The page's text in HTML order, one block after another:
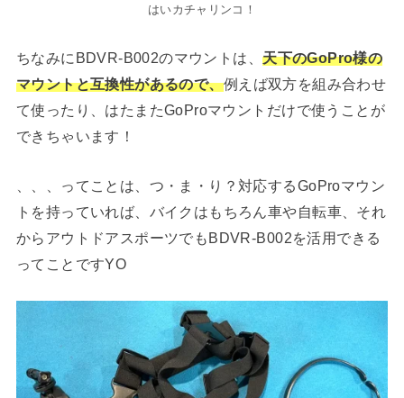
はいカチャリンコ！
ちなみにBDVR-B002のマウントは、天下のGoPro様の
マウントと互換性があるので、例えば双方を組み合わせ
て使ったり、はたまたGoProマウントだけで使うことが
できちゃいます！
、、、ってことは、つ・ま・り？対応するGoProマウン
トを持っていれば、バイクはもちろん車や自転車、それ
からアウトドアスポーツでもBDVR-B002を活用できる
ってことですYO